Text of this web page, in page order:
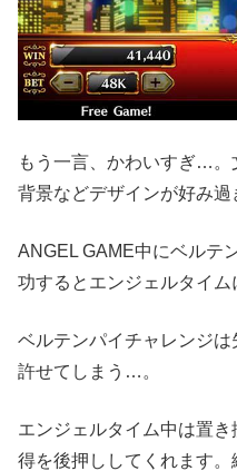
もう一言、かわいすぎ…。
背景などデザインが好み過
ANGEL GAME中にベルテ
功するとエンジェルタイム
ベルテンパイチャレンジ
許せてしまう…。
エンジェルタイム中は置
得を後押ししてくれます